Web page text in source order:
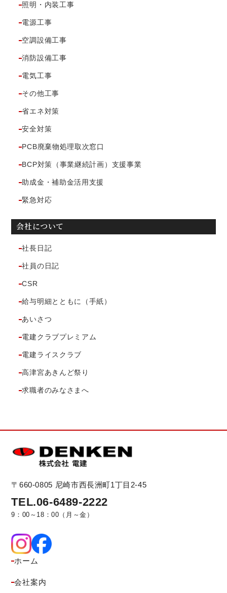
照明・内装工事
電源工事
空調設備工事
消防設備工事
電気工事
その他工事
省エネ対策
安全対策
PCB廃棄物処理取次窓口
BCP対策（事業継続計画）支援事業
助成金・補助金活用支援
緊急対応
会社について
社長日記
社員の日記
CSR
給与明細とともに（手紙）
あいさつ
電建クラブプレミアム
電建ライスクラブ
高津宮あきんど祭り
求職者のみなさまへ
〒660-0805 尼崎市西長洲町1丁目2-45
TEL.06-6489-2222
9：00～18：00（月～金）
ホーム
会社案内